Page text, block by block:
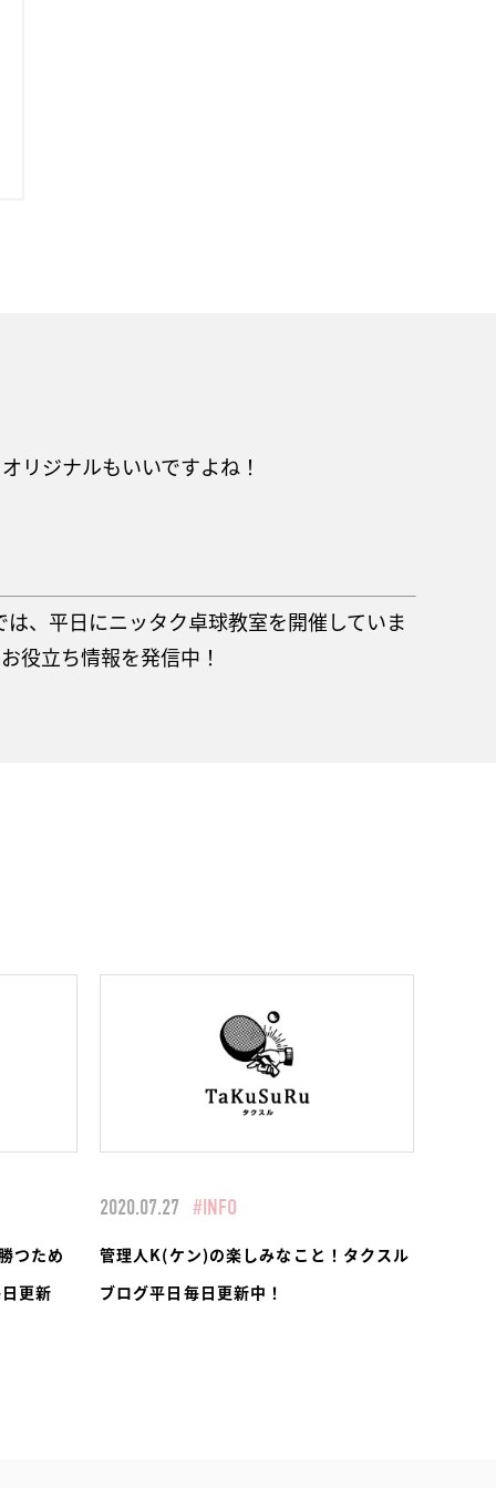
リジナルもいいですよね！
、平日にニッタク卓球教室を開催していま
役立ち情報を発信中！
つため
更新
2020.07.27 #INFO
管理人K(ケン)の楽しみなこと！タクスル
ブログ平日毎日更新中！